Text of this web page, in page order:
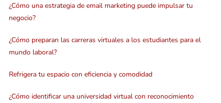
¿Cómo una estrategia de email marketing puede impulsar tu
negocio?
¿Cómo preparan las carreras virtuales a los estudiantes para el
mundo laboral?
Refrigera tu espacio con eficiencia y comodidad
¿Cómo identificar una universidad virtual con reconocimiento